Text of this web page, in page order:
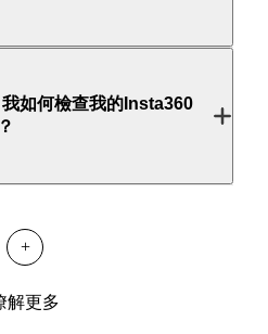
如何檢查我的Insta360
+
解更多